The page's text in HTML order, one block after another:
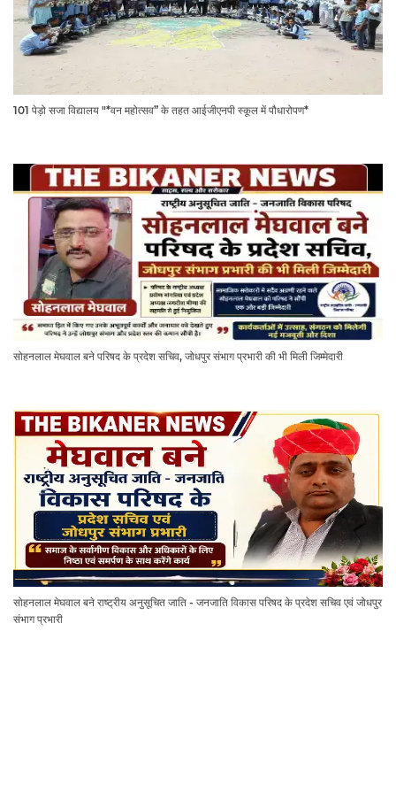
101 पेड़ो सजा विद्यालय "*वन महोत्सव” के तहत आईजीएनपी स्कूल में पौधारोपण*
सोहनलाल मेघवाल बने परिषद के प्रदेश सचिव, जोधपुर संभाग प्रभारी की भी मिली जिम्मेदारी
सोहनलाल मेघवाल बने राष्ट्रीय अनुसूचित जाति - जनजाति विकास परिषद के प्रदेश सचिव एवं जोधपुर
संभाग प्रभारी